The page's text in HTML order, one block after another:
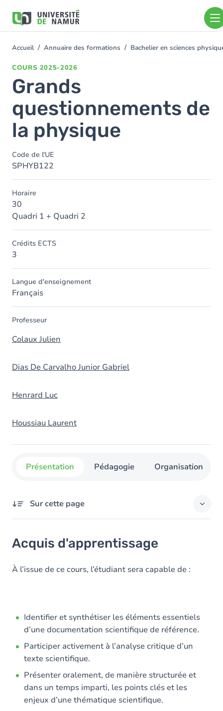
contenu
You
Accueil Annuaire des formations Bachelier en sciences
COURS 2025-2026
Grands
questionnements de
la physique
Code de l'UE
SPHYB122
Horaire
30
Quadri 1 + Quadri 2
Crédits ECTS
3
Langue d'enseignement
Français
Professeur
Colaux Julien
Dias De Carvalho Junior Gabriel
Henrard Luc
Houssiau Laurent
Présentation Pédagogie Organisation
Sur cette page
Objectifs
Contenu
Acquis d'apprentissage
À l’issue de ce cours, l’étudiant sera capable de :
Identifier et synthétiser les éléments essentiels
d’une documentation scientifique de référence.
Participer activement à l’analyse critique d’un
texte scientifique.
Présenter oralement, de manière structurée et
dans un temps imparti, les points clés et les
enjeux d’une thématique scientifique.